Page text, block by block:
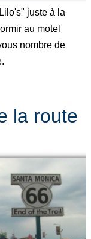
juste à la
au motel
nombre de
la route